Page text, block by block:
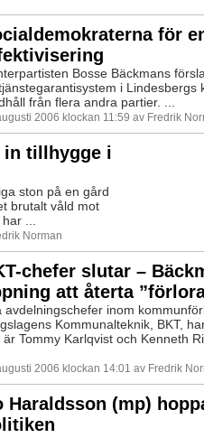
för
Bosse Bäckmans
i Lindesbergs
från flera andra partier. ...
2006 klockan 11:59 av Fredrik
in tillhygge i
ston på en gård
brutalt våld mot
...
Norman
chefer slutar –
att återta
avdelningschefer inom
Kommunalteknik, BKT,
är Tommy Karlqvist och Kenneth
2006 klockan 14:01 av Fredrik
Haraldsson (mp)